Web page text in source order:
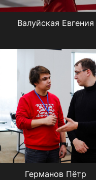
Валуйская Евгения
Германов Пётр